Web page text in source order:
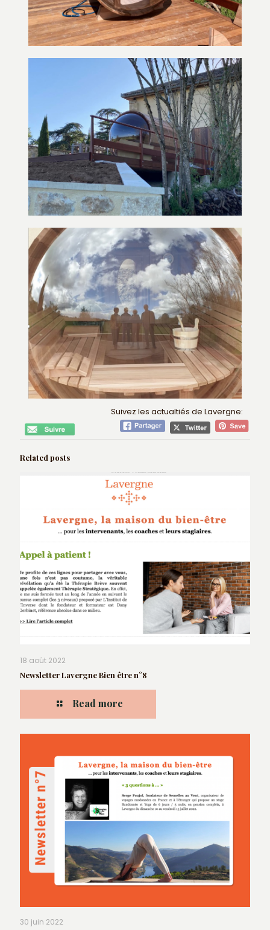
Suivez les actualtiés de Lavergne:
Related posts
18 août 2022
Newsletter Lavergne Bien être n°8
Read more
30 juin 2022